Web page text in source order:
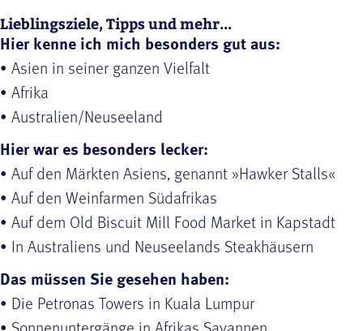
Lieblingsziele, Tipps und mehr...
Hier kenne ich mich besonders gut aus:
• Asien in seiner ganzen Vielfalt
• Afrika
• Australien/Neuseeland
Hier war es besonders lecker:
• Auf den Märkten Asiens, genannt »Hawker Stalls«
• Auf den Weinfarmen Südafrikas
• Auf dem Old Biscuit Mill Food Market in Kapstadt
• In Australiens und Neuseelands Steakhäusern
Das müssen Sie gesehen haben:
• Die Petronas Towers in Kuala Lumpur